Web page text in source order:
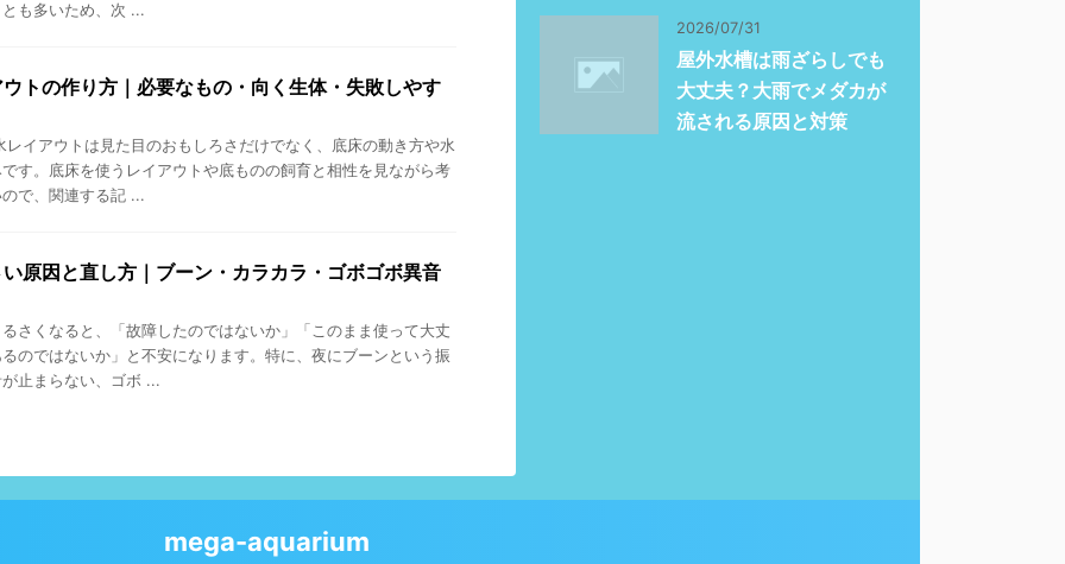
も多いため、次 ...
トの作り方｜必要なもの・向く生体・失敗しやす
レイアウトは見た目のおもしろさだけでなく、底床の動き方や水
す。底床を使うレイアウトや底ものの飼育と相性を見ながら考
で、関連する記 ...
原因と直し方｜ブーン・カラカラ・ゴボゴボ異音
さくなると、「故障したのではないか」「このまま使って大丈
のではないか」と不安になります。特に、夜にブーンという振
止まらない、ゴボ ...
2026/07/31
屋外水槽は雨ざらしでも
大丈夫？大雨でメダカが
流される原因と対策
mega-aquarium